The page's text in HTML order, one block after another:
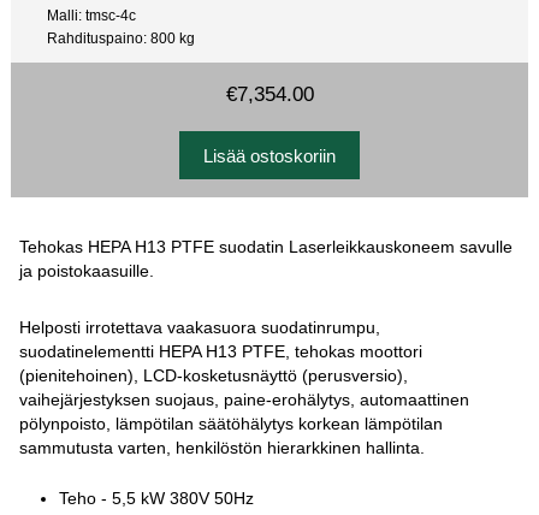
Malli: tmsc-4c
Rahdituspaino: 800 kg
€7,354.00
Tehokas HEPA H13 PTFE suodatin Laserleikkauskoneem savulle
ja poistokaasuille.
Helposti irrotettava vaakasuora suodatinrumpu,
suodatinelementti HEPA H13 PTFE, tehokas moottori
(pienitehoinen), LCD-kosketusnäyttö (perusversio),
vaihejärjestyksen suojaus, paine-erohälytys, automaattinen
pölynpoisto, lämpötilan säätöhälytys korkean lämpötilan
sammutusta varten, henkilöstön hierarkkinen hallinta.
Teho - 5,5 kW 380V 50Hz